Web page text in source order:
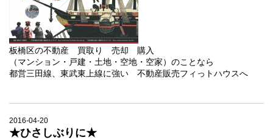
板橋区の不動産 買取り 売却 購入
（マンション・戸建・土地・空地・空家）のことなら
都営三田線、東武東上線に強い 不動産販売フィっトハウスへ
2016-04-20
★ひさしぶりに★